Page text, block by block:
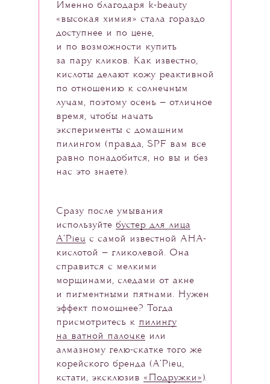
Именно благодаря k-beauty
«высокая химия» стала гораздо
доступнее и по цене,
и по возможности купить
за пару кликов. Как известно,
кислоты делают кожу реактивной
по отношению к солнечным
лучам, поэтому осень — отличное
время, чтобы начать
эксперименты с домашним
пилингом (правда, SPF вам все
равно понадобится, но вы и без
нас это знаете).
Сразу после умывания
используйте бустер для лица
A’Pieu с самой известной AHA-
кислотой — гликолевой. Она
справится с мелкими
морщинами, следами от акне
и пигментными пятнами. Нужен
эффект помощнее? Тогда
присмотритесь к пилингу
на ватной палочке или
алмазному гелю-скатке того же
корейского бренда (A’Pieu,
кстати, эксклюзив «Подружки»).